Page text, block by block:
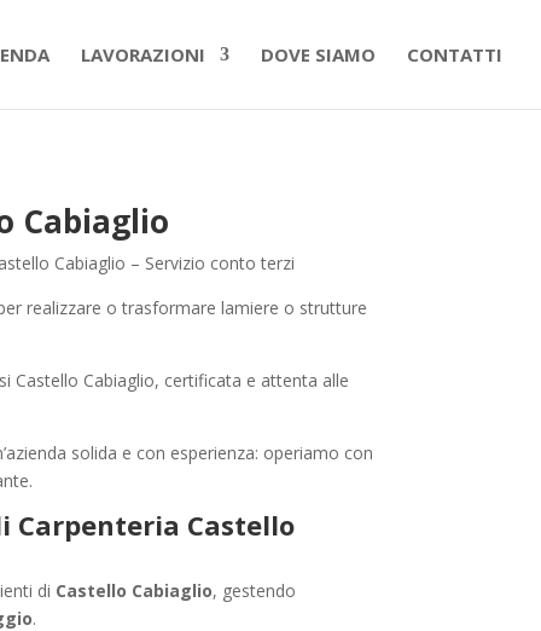
LAVORAZIONI DOVE SIAMO CONTATTI
Cabiaglio
Cabiaglio – Servizio conto terzi
realizzare o trasformare lamiere o strutture
Castello Cabiaglio, certificata e attenta alle
solida e con esperienza: operiamo con
Carpenteria Castello
di Castello Cabiaglio, gestendo
.